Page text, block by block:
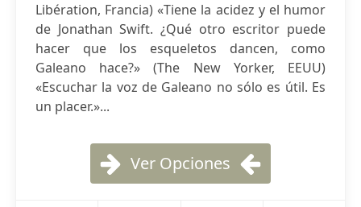
Libération, Francia) «Tiene la acidez y el humor
de Jonathan Swift. ¿Qué otro escritor puede
hacer que los esqueletos dancen, como
Galeano hace?» (The New Yorker, EEUU)
«Escuchar la voz de Galeano no sólo es útil. Es
un placer.»...
Ver Opciones